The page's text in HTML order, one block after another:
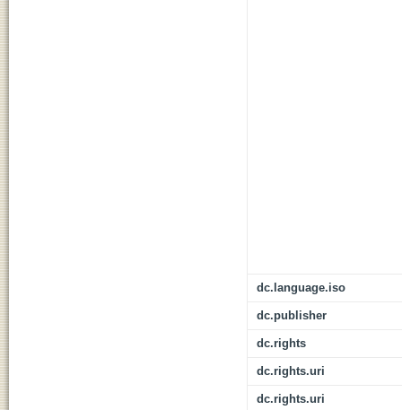
dc.language.iso
dc.publisher
dc.rights
dc.rights.uri
dc.rights.uri